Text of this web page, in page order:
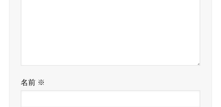
名前 ※